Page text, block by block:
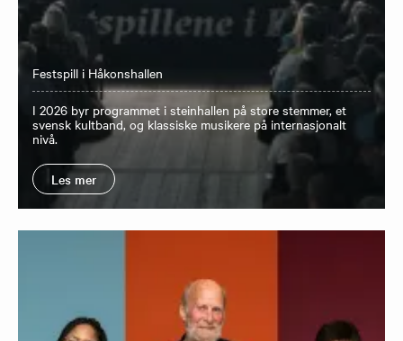
Festspill i Håkonshallen
I 2026 byr programmet i steinhallen på store stemmer, et
svensk kultband, og klassiske musikere på internasjonalt
nivå.
Les mer